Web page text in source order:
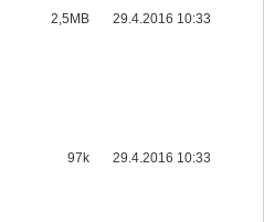
2,5MB 29.4.2016 10:33
97k 29.4.2016 10:33